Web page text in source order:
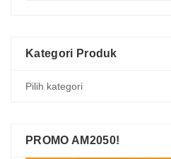
Kategori Produk
PROMO AM2050!